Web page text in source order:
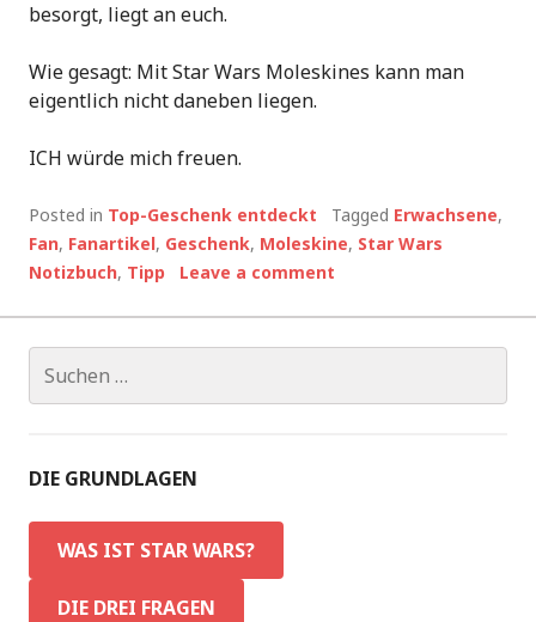
besorgt, liegt an euch.
Wie gesagt: Mit Star Wars Moleskines kann man
eigentlich nicht daneben liegen.
ICH würde mich freuen.
Posted in Top-Geschenk entdeckt Tagged Erwachsene,
Fan, Fanartikel, Geschenk, Moleskine, Star Wars
Notizbuch, Tipp Leave a comment
nach:
DIE GRUNDLAGEN
WAS IST STAR WARS?
DIE DREI FRAGEN